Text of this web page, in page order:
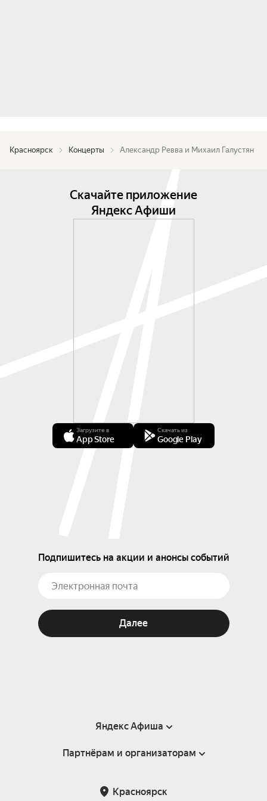
Красноярск Концерты Александр Ревва и Михаил Галустян
Скачайте приложение
Яндекс Афиши
Загрузите в
App Store
Скачать из
Google Play
Подпишитесь на акции и анонсы событий
Далее
Яндекс Афиша
Справка
Подарочные сертификаты
Партнёрам и организаторам
Красноярск